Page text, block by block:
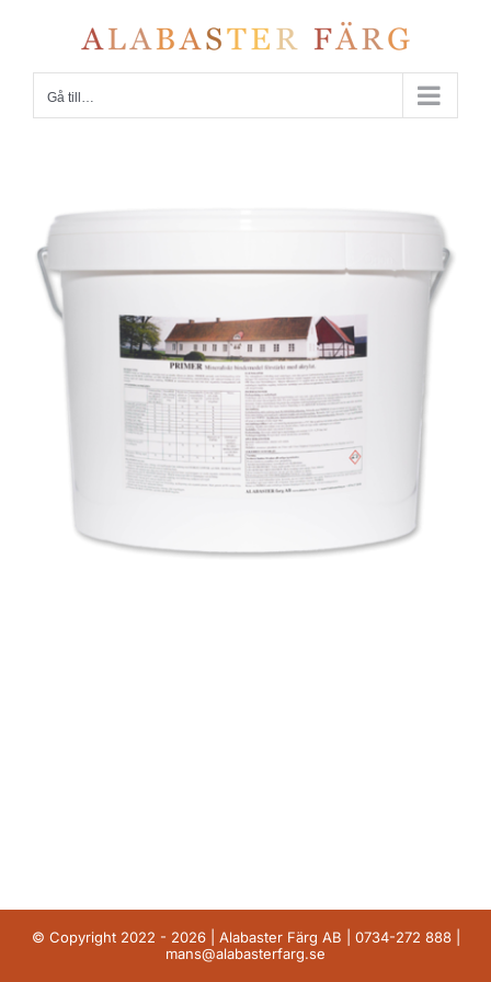
innehållet
Gå till…
© Copyright 2022 - 2026 | Alabaster Färg AB | 0734-272 888|
mans@alabasterfarg.se